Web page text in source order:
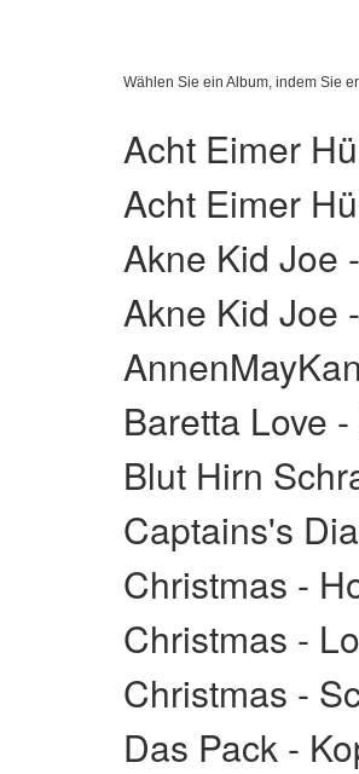
Wählen Sie ein Album, indem Sie
Acht Eimer
Acht Eimer
Akne Kid Joe
Akne Kid Joe
Baretta Love
Blut Hirn
Captains's
Christmas -
Christmas -
Christmas -
Das Pack -